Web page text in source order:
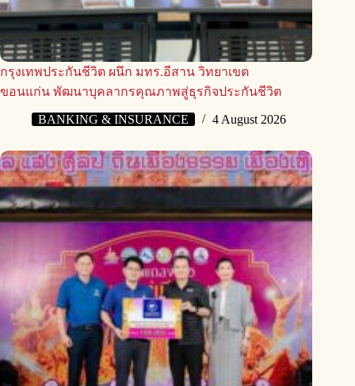
กรุงเทพประกันชีวิต ผนึก มทร.อีสาน วิทยาเขต
ขอนแก่น พัฒนาบุคลากรคุณภาพสู่ธุรกิจประกันชีวิต
BANKING & INSURANCE 4 August 2026